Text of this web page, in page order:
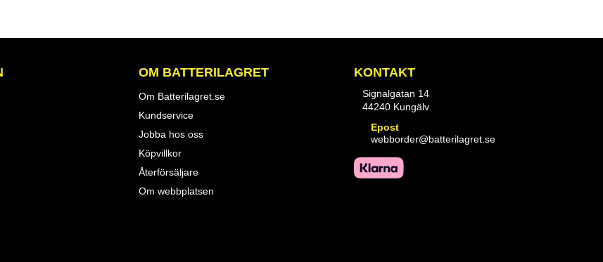
OM BATTERILAGRET
Om Batterilagret.se
Kundservice
Jobba hos oss
Köpvillkor
Återförsäljare
Om webbplatsen
KONTAKT
Signalgatan 14
44240 Kungälv
Epost
webborder@batterilagret.se